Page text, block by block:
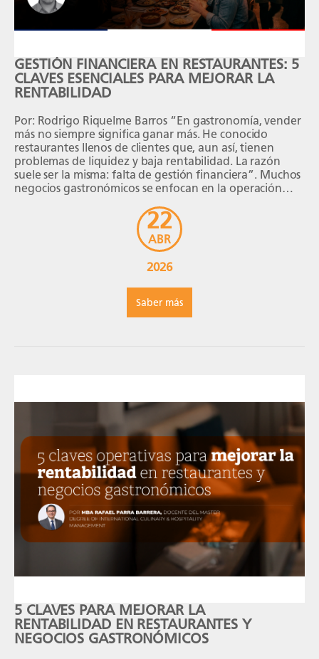
22
ABR
2026
Saber más
GESTIÓN FINANCIERA EN RESTAURANTES: 5
CLAVES ESENCIALES PARA MEJORAR LA
RENTABILIDAD
Por: Rodrigo Riquelme Barros “En gastronomía, vender
más no siempre significa ganar más. He conocido
restaurantes llenos de clientes que, aun así, tienen
problemas de liquidez y baja rentabilidad. La razón
suele ser la misma: falta de gestión financiera”. Muchos
negocios gastronómicos se enfocan en la operación
5 CLAVES PARA MEJORAR LA
RENTABILIDAD EN RESTAURANTES Y
NEGOCIOS GASTRONÓMICOS